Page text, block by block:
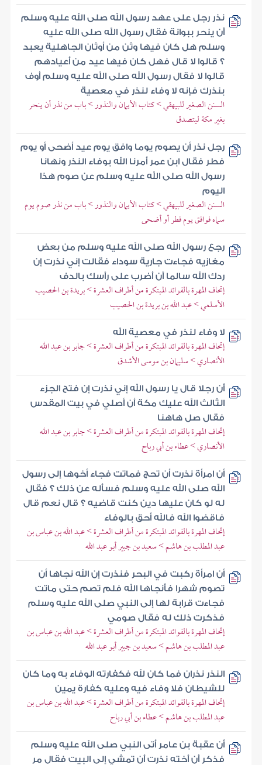
نذر رجل على عهد رسول الله صلى الله عليه وسلم
أن ينحر ببوانة فقال رسول الله صلى الله عليه
وسلم هل كان فيها وثن من أوثان الجاهلية يعبد
؟ قالوا لا قال فهل كان فيها عيد من أعيادهم
قالوا لا فقال رسول الله صلى الله عليه وسلم أوف
بنذرك فإنه لا وفاء لنذر في معصية
السنن الصغير للبيهقي > كتاب الأيمان والنذور > باب من نذر أن ينحر
بغير مكة ليتصدق
رجل نذر أن يصوم يوما وافق يوم عيد أضحى أو يوم
فطر فقال ابن عمر أمرنا الله بوفاء النذر ونهانا
رسول الله صلى الله عليه وسلم عن صوم هذا
اليوم
السنن الصغير للبيهقي > كتاب الأيمان والنذور > باب من نذر صوم يوم
سماه فوافق يوم فطر أو أضحى
رجع رسول الله صلى الله عليه وسلم من بعض
مغازيه فجاءت جارية سوداء فقالت إني نذرت إن
ردك الله سالما أن أضرب على رأسك بالدف
إتحاف المهرة بالفوائد المبتكرة من أطراف العشرة > بريدة بن الحصيب
الأسلمي > عبد الله بن بريدة بن الحصيب
لا وفاء لنذر في معصية الله
إتحاف المهرة بالفوائد المبتكرة من أطراف العشرة > جابر بن عبد الله
الأنصاري > سليمان بن موسى الأشدق
أن رجلا قال يا رسول الله إني نذرت إن فتح الجزء
الثالث الله عليك مكة أن أصلي في بيت المقدس
فقال صل هاهنا
إتحاف المهرة بالفوائد المبتكرة من أطراف العشرة > جابر بن عبد الله
الأنصاري > عطاء بن أبي رباح
أن امرأة نذرت أن تحج فماتت فجاء أخوها إلى رسول
الله صلى الله عليه وسلم فسأله عن ذلك ؟ فقال
له لو كان عليها دين كنت قاضيه ؟ قال نعم قال
فاقضوا الله فالله أحق بالوفاء
إتحاف المهرة بالفوائد المبتكرة من أطراف العشرة > عبد الله بن عباس بن
عبد المطلب بن هاشم > سعيد بن جبير أبو عبد الله
أن امرأة ركبت في البحر فنذرت إن الله نجاها أن
تصوم شهرا فأنجاها الله فلم تصم حتى ماتت
فجاءت قرابة لها إلى النبي صلى الله عليه وسلم
فذكرت ذلك له فقال صومي
إتحاف المهرة بالفوائد المبتكرة من أطراف العشرة > عبد الله بن عباس بن
عبد المطلب بن هاشم > سعيد بن جبير أبو عبد الله
النذر نذران فما كان لله فكفارته الوفاء به وما كان
للشيطان فلا وفاء فيه وعليه كفارة يمين
إتحاف المهرة بالفوائد المبتكرة من أطراف العشرة > عبد الله بن عباس بن
عبد المطلب بن هاشم > عطاء بن أبي رباح
أن عقبة بن عامر أتى النبي صلى الله عليه وسلم
فذكر أن أخته نذرت أن تمشي إلى البيت فقال مر